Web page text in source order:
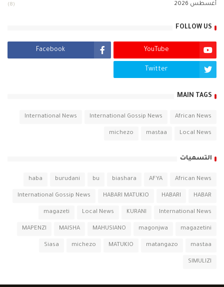
أغسطس 2026 (8)
FOLLOW US
YouTube
Facebook
Twitter
MAIN TAGS
African News
International Gossip News
International News
Local News
mastaa
michezo
التسميات
African News
AFYA
biashara
bu
burudani
haba
HABAR
HABARI
HABARI MATUKIO
International Gossip News
International News
KURANI
Local News
magazeti
magazetini
magonjwa
MAHUSIANO
MAISHA
MAPENZI
mastaa
matangazo
MATUKIO
michezo
Siasa
SIMULIZI